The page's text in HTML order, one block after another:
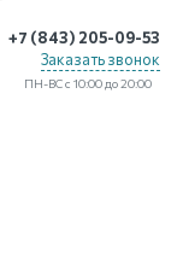
+7 (843) 205-09-53
Заказать звонок
ПН-ВС с 10:00 до 20:00